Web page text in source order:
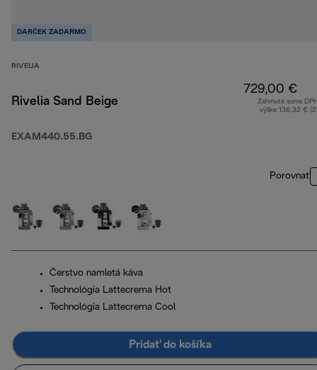
DARČEK ZADARMO
RIVELIA
Rivelia Sand Beige
EXAM440.55.BG
729,00 €
Zahrnutá suma
výške 136,32 €
Porovnať
Čerstvo namletá káva
Technológia Lattecrema Hot
Technológia Lattecrema Cool
Pridať do košíka